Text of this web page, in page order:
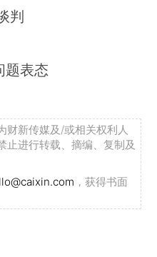
判
题表态
财新传媒及/或相关权利人
止进行转载、摘编、复制及
，获得书面